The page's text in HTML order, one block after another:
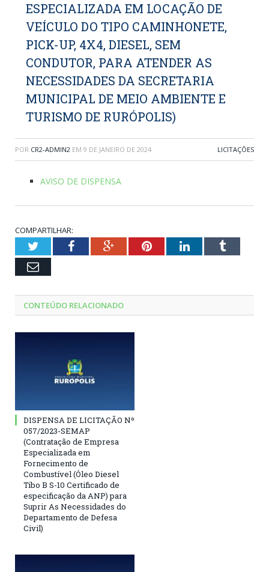
ESPECIALIZADA EM LOCAÇÃO DE
VEÍCULO DO TIPO CAMINHONETE,
PICK-UP, 4X4, DIESEL, SEM
CONDUTOR, PARA ATENDER AS
NECESSIDADES DA SECRETARIA
MUNICIPAL DE MEIO AMBIENTE E
TURISMO DE RURÓPOLIS)
POR CR2-ADMIN2 EM 9 DE JANEIRO DE 2024 LICITAÇÕES
AVISO DE DISPENSA
COMPARTILHAR:
TwitterFacebookGoogle+PinterestLinkedInTumblr
Email
CONTEÚDO RELACIONADO
DISPENSA DE LICITAÇÃO Nº
057/2023-SEMAP
(Contratação de Empresa
Especializada em
Fornecimento de
Combustível (Óleo Diesel
Tibo B S-10 Certificado de
especificação da ANP) para
Suprir As Necessidades do
Departamento de Defesa
Civil)